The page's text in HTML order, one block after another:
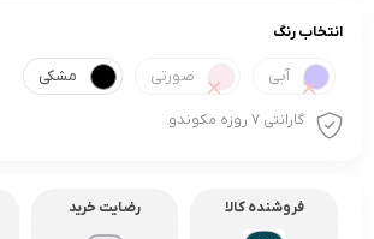
انتخاب رنگ
آبی صورتی مشکی
گارانتی 7 روزه مکوندو
فروشنده کالا رضایت خرید